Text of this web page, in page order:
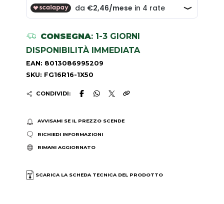
CONSEGNA: 1-3 GIORNI
DISPONIBILITÀ IMMEDIATA
EAN: 8013086995209
SKU: FG16R16-1X50
CONDIVIDI:
AVVISAMI SE IL PREZZO SCENDE
RICHIEDI INFORMAZIONI
RIMANI AGGIORNATO
SCARICA LA SCHEDA TECNICA DEL PRODOTTO